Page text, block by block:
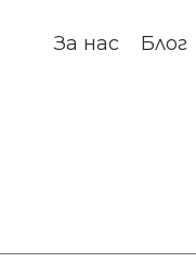
За нас Блог